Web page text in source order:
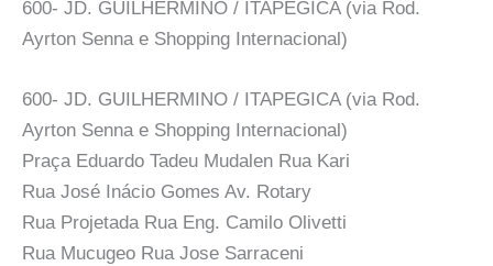
600- JD. GUILHERMINO / ITAPEGICA (via Rod.
Ayrton Senna e Shopping Internacional)
600- JD. GUILHERMINO / ITAPEGICA (via Rod.
Ayrton Senna e Shopping Internacional)
Praça Eduardo Tadeu Mudalen Rua Kari
Rua José Inácio Gomes Av. Rotary
Rua Projetada Rua Eng. Camilo Olivetti
Rua Mucugeo Rua Jose Sarraceni